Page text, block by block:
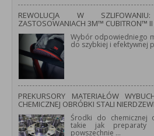
REWOLUCJA W
ZASTOSOWANIACH 3M™ CUBITRON™
Wybór odpowiedniego
do szybkiej i efektywnej
PREKURSORY MATERIAŁÓW
CHEMICZNEJ OBRÓBKI STALI
Środki do chemicznej
takie jak preparaty
powszechnie...